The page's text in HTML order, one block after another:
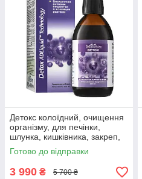
Детокс колоїдний, очищення
організму, для печінки,
шлунка, кишківника, закреп,
алергія, дерматит, гастрит,
дисбактеріоз, схуднення
Готово до відправки
3 990 ₴ 5 700 ₴